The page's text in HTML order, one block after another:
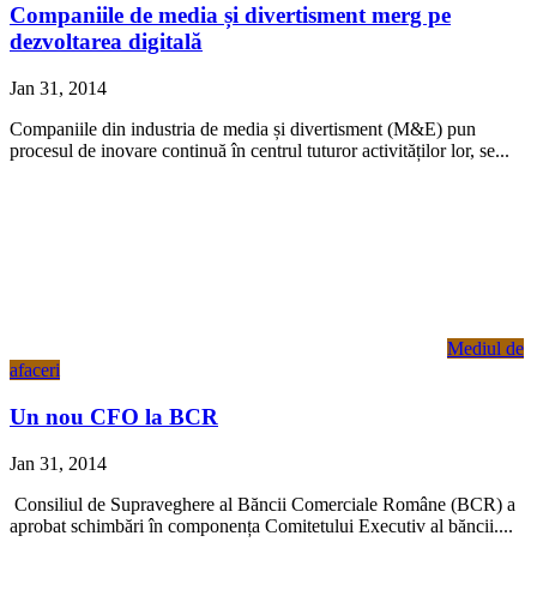
Companiile de media și divertisment merg pe
dezvoltarea digitală
Jan 31, 2014
Companiile din industria de media și divertisment (M&E) pun
procesul de inovare continuă în centrul tuturor activităților lor, se...
Mediul de
afaceri
Un nou CFO la BCR
Jan 31, 2014
Consiliul de Supraveghere al Băncii Comerciale Române (BCR) a
aprobat schimbări în componența Comitetului Executiv al băncii....